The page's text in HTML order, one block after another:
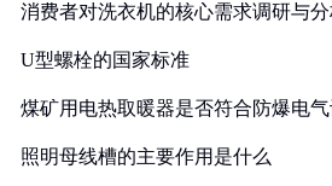
消费者对洗衣机的核心需求调研与
U型螺栓的国家标准
煤矿用电热取暖器是否符合防爆电
照明母线槽的主要作用是什么